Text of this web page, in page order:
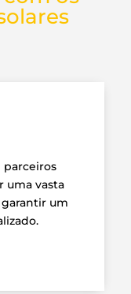
parceiros
uma vasta
um